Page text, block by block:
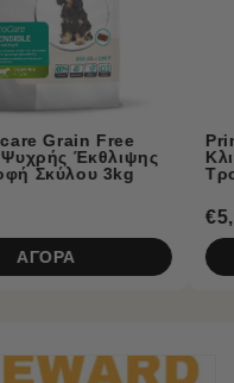
Prins Naturecare Diet
Κλινική Υποαλλεργική
Τροφή Σκύλου με Αρνί